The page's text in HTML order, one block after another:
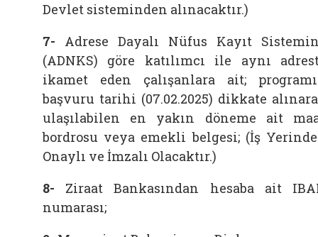
Devlet sisteminden alınacaktır.)
7- Adrese Dayalı Nüfus Kayıt
(ADNKS) göre katılımcı ile aynı
ikamet eden çalışanlara ait;
başvuru tarihi (07.02.2025) dikkate
ulaşılabilen en yakın döneme ait
bordrosu veya emekli belgesi; (İş
Onaylı ve İmzalı Olacaktır.)
8- Ziraat Bankasından hesaba ait
numarası;